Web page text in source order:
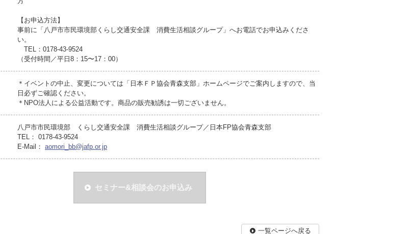
【お申込方法】
事前に「八戸市市民環境部くらし交通安全課 消費生活相談グループ」へお電話でお申込みくださ
い。
TEL：0178-43-9524
（受付時間／平日8：15〜17：00）
＊イベントの中止、変更については「日本ＦＰ協会青森支部」ホームページでご案内しますので、当
日必ずご確認ください。
＊NPO法人による公益活動です。商品の販売勧誘は一切ございません。
八戸市市民環境部 くらし交通安全課 消費生活相談グループ／日本FP協会青森支部
TEL： 0178-43-9524
E-Mail： aomori_bb@jafp.or.jp
セミナー&相談会のお申込み
一覧ページへ戻る